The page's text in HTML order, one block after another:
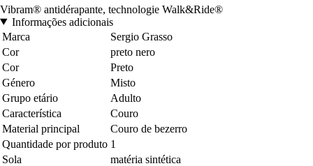
Vibram® antidérapante, technologie Walk&Ride®
Informações adicionais
Marca
Sergio Grasso
Cor
preto nero
Cor
Preto
Género
Misto
Grupo etário
Adulto
Característica
Couro
Material principal
Couro de bezerro
Quantidade por produto 1
Sola
matéria sintética